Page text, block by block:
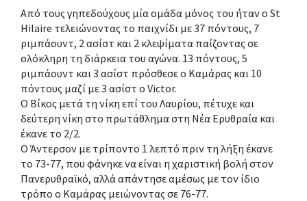
Από τους γηπεδούχους μία ομάδα μόνος του ήταν ο St
Hilaire τελειώνοντας το παιχνίδι με 37 πόντους, 7
ριμπάουντ, 2 ασίστ και 2 κλεψίματα παίζοντας σε
ολόκληρη τη διάρκεια του αγώνα. 13 πόντους, 5
ριμπάουντ και 3 ασίστ πρόσθεσε ο Καμάρας και 10
πόντους μαζί με 3 ασίστ ο Victor.
Ο Βίκος μετά τη νίκη επί του Λαυρίου, πέτυχε και
δεύτερη νίκη στο πρωτάθλημα στη Νέα Ερυθραία και
έκανε το 2/2.
O Άντερσον με τρίποντο 1 λεπτό πριν τη λήξη έκανε
το 73-77, που φάνηκε να είναι η χαριστική βολή στον
Πανερυθραϊκό, αλλά απάντησε αμέσως με τον ίδιο
τρόπο ο Καμάρας μειώνοντας σε 76-77.